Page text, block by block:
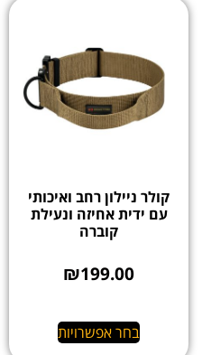
קולר ניילון רחב ואיכותי
עם ידית אחיזה ונעילת
קוברה
₪199.00
בחר אפשרויות